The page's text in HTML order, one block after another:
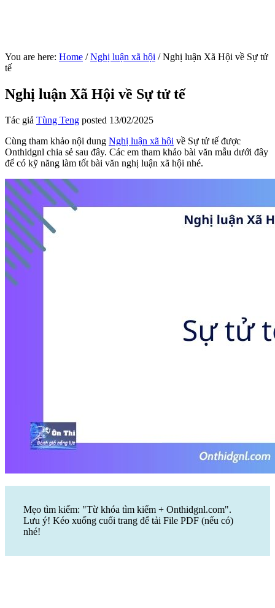
You are here: Home / Nghị luận xã hội /Nghị luận Xã Hội về Sự tử
tế
Nghị luận Xã Hội về Sự tử tế
Tác giả Tùng Teng posted 13/02/2025
Cùng tham khảo nội dung Nghị luận xã hội về Sự tử tế được
Onthidgnl chia sẻ sau đây. Các em tham khảo bài văn mẫu dưới đây
để có kỹ năng làm tốt bài văn nghị luận xã hội nhé.
Mẹo tìm kiếm: "Từ khóa tìm kiếm + Onthidgnl.com".
Lưu ý! Kéo xuống cuối trang để tải File PDF (nếu có)
nhé!